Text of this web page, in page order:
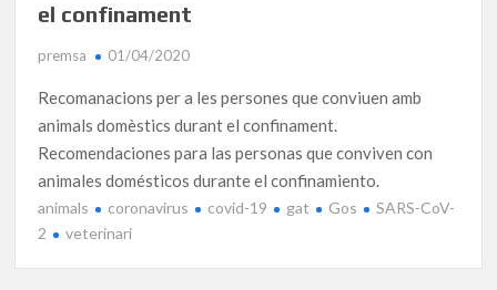
el confinament
premsa 01/04/2020
Recomanacions per a les persones que conviuen amb
animals domèstics durant el confinament.
Recomendaciones para las personas que conviven con
animales domésticos durante el confinamiento.
animals coronavirus covid-19 gat Gos
SARS-CoV-
2
veterinari